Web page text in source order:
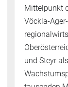
Mittelpunkt
Vöckla-
und Steyr